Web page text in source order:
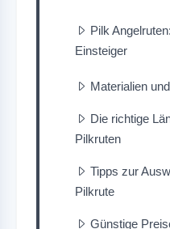
Pilk
Einsteiger
Materialien
Die richtige
Pilkruten
Tipps zur
Pilkrute
Günstige